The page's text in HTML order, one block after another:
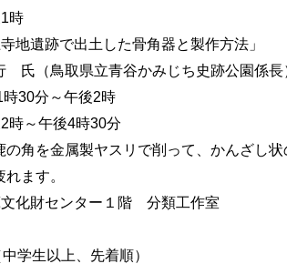
時
地遺跡で出土した骨角器と製作方法」
氏（鳥取県立青谷かみじち史跡公園係長
時30分～午後2時
時～午後4時30分
角を金属製ヤスリで削って、かんざし
ます。
化財センター１階 分類工作室
学生以上、先着順）